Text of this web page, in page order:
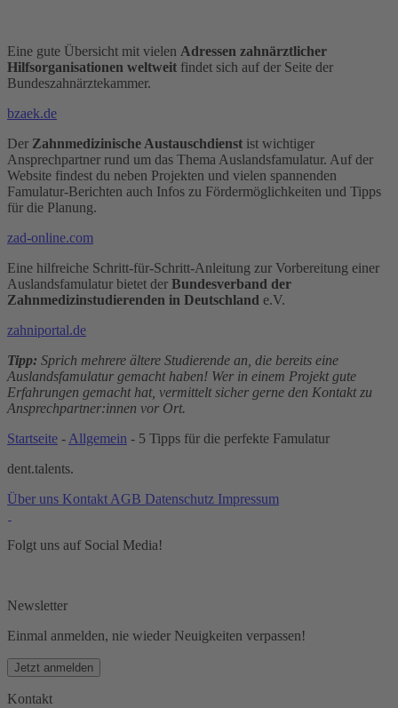
Eine gute Übersicht mit vielen Adressen zahnärztlicher
Hilfsorganisationen weltweit findet sich auf der Seite der
Bundeszahnärztekammer.
bzaek.de
Der Zahnmedizinische Austauschdienst ist wichtiger
Ansprechpartner rund um das Thema Auslandsfamulatur. Auf der
Website findest du neben Projekten und vielen spannenden
Famulatur-Berichten auch Infos zu Fördermöglichkeiten und Tipps
für die Planung.
zad-online.com
Eine hilfreiche Schritt-für-Schritt-Anleitung zur Vorbereitung einer
Auslandsfamulatur bietet der Bundesverband der
Zahnmedizinstudierenden in Deutschland e.V.
zahniportal.de
Tipp: Sprich mehrere ältere Studierende an, die bereits eine
Auslandsfamulatur gemacht haben! Wer in einem Projekt gute
Erfahrungen gemacht hat, vermittelt sicher gerne den Kontakt zu
Ansprechpartner:innen vor Ort.
Startseite - Allgemein - 5 Tipps für die perfekte Famulatur
dent.talents.
Über uns Kontakt AGB Datenschutz Impressum
Folgt uns auf Social Media!
Newsletter
Einmal anmelden, nie wieder Neuigkeiten verpassen!
Jetzt anmelden
Kontakt